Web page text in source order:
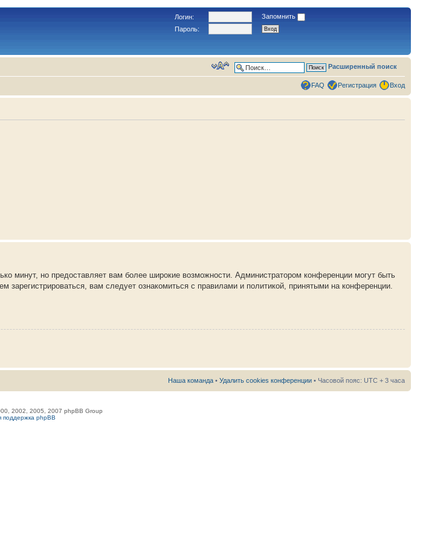
Логин:
Запомнить
Пароль:
Расширенный поиск
FAQ Регистрация Вход
минут, но предоставляет вам более широкие возможности. Администратором конференции могут быть
вам следует ознакомиться с правилами и политикой, принятыми на конференции.
Наша команда • Удалить cookies конференции • Часовой пояс: UTC + 3 часа
2002, 2005, 2007 phpBB Group
поддержка phpBB